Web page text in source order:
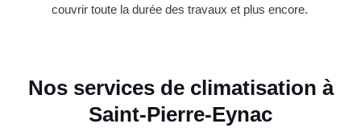
couvrir toute la durée des travaux et plus encore.
Nos services de climatisation à
Saint-Pierre-Eynac